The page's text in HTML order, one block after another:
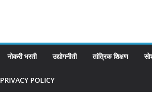
नोकरी भरती उद्योगनीती तांत्रिक शिक्षण
PRIVACY POLICY